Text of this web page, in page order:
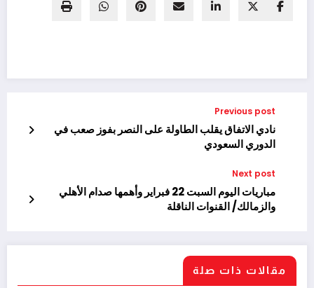
Previous post
نادي الاتفاق يقلب الطاولة على النصر بفوز صعب في
الدوري السعودي
Next post
مباريات اليوم السبت 22 فبراير وأهمها صدام الأهلي
والزمالك/ القنوات الناقلة
مقالات ذات صلة